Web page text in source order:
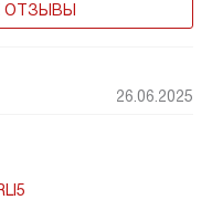
ОТЗЫВЫ
26.06.2025